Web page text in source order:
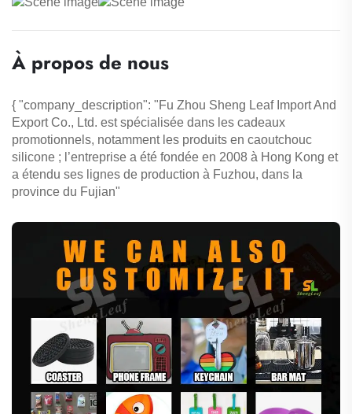
À propos de nous
{ "company_description": "Fu Zhou Sheng Leaf Import And
Export Co., Ltd. est spécialisée dans les cadeaux
promotionnels, notamment les produits en caoutchouc
silicone ; l’entreprise a été fondée en 2008 à Hong Kong et
a étendu ses lignes de production à Fuzhou, dans la
province du Fujian"